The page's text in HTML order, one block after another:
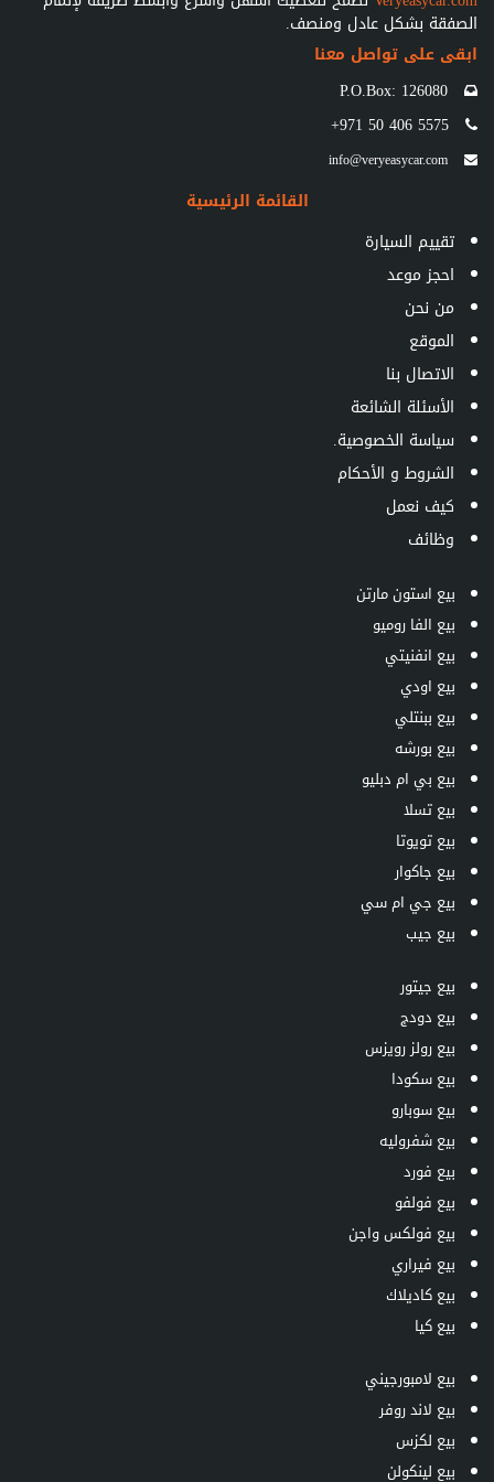
الصفقة بشكل عادل ومنصف.
ابقى على تواصل معنا
P.O.Box: 126080
+971 50 406 5575
info@veryeasycar.com
القائمة الرئيسية
تقييم السيارة
احجز موعد
من نحن
الموقع
الاتصال بنا
الأسئلة الشائعة
سياسة الخصوصية.
الشروط و الأحكام
كيف نعمل
وظائف
بيع استون مارتن
بيع الفا روميو
بيع انفنيتي
بيع اودي
بيع ببنتلي
بيع بورشه
بيع بي ام دبليو
بيع تسلا
بيع تويوتا
بيع جاكوار
بيع جي ام سي
بيع جيب
بيع جيتور
بيع دودج
بيع رولز رويزس
بيع سكودا
بيع سوبارو
بيع شفروليه
بيع فورد
بيع فولفو
بيع فولكس واجن
بيع فيراري
بيع كاديلاك
بيع كيا
بيع لامبورجيني
بيع لاند روفر
بيع لكزس
بيع لينكولن